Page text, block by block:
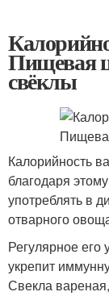
Пищевая
свёклы
Калорийность
благодаря
употреблять в
отварного
Регулярное его
укрепит
Свекла